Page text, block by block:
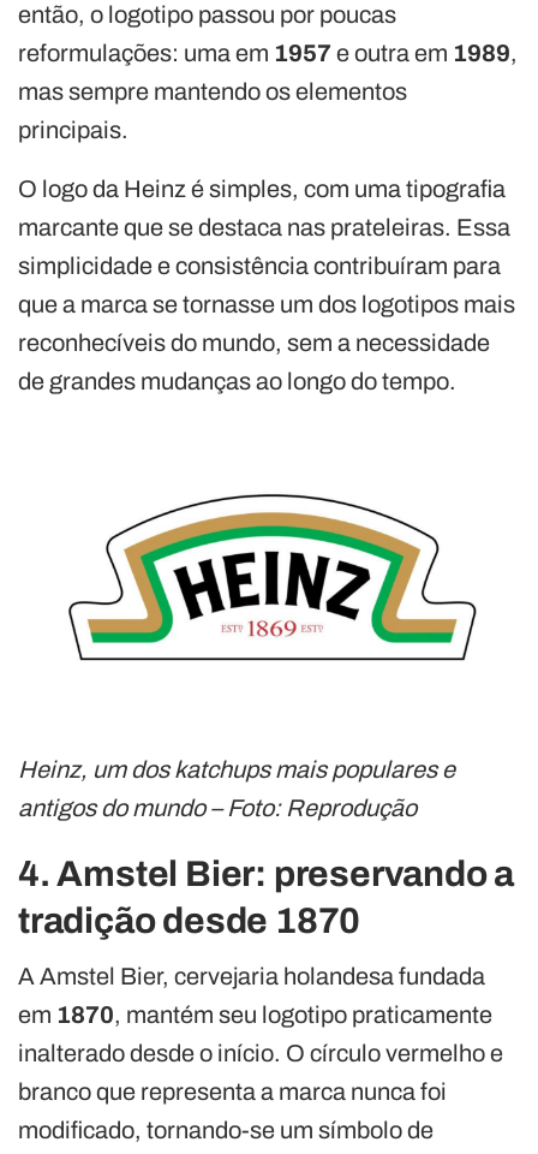
então, o logotipo passou por poucas
reformulações: uma em 1957 e outra em 1989,
mas sempre mantendo os elementos
principais.
O logo da Heinz é simples, com uma tipografia
marcante que se destaca nas prateleiras. Essa
simplicidade e consistência contribuíram para
que a marca se tornasse um dos logotipos mais
reconhecíveis do mundo, sem a necessidade
de grandes mudanças ao longo do tempo.
Heinz, um dos katchups mais populares e
antigos do mundo – Foto: Reprodução
4. Amstel Bier: preservando a
tradição desde 1870
A Amstel Bier, cervejaria holandesa fundada
em 1870, mantém seu logotipo praticamente
inalterado desde o início. O círculo vermelho e
branco que representa a marca nunca foi
modificado, tornando-se um símbolo de